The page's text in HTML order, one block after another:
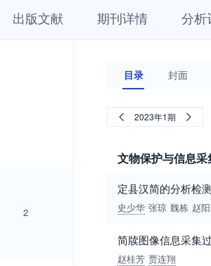
出版文献 期刊详情 分析
2
目录 封面
2023年1期
文物保护与信息采
定县汉简的分析检
史少华 张琼 魏栋 赵阳
简牍图像信息采集
赵桂芳 贾连翔